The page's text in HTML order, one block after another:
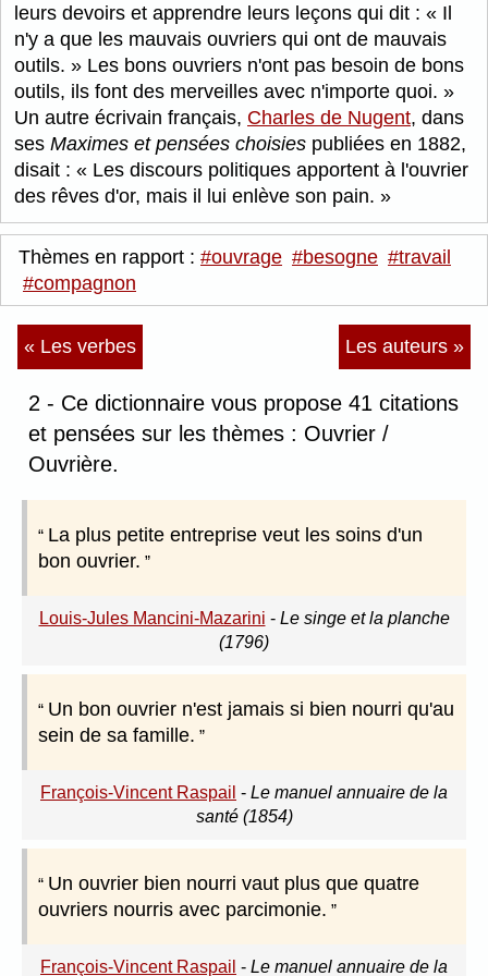
leurs devoirs et apprendre leurs leçons qui dit : « Il
n'y a que les mauvais ouvriers qui ont de mauvais
outils. » Les bons ouvriers n'ont pas besoin de bons
outils, ils font des merveilles avec n'importe quoi.
Un autre écrivain français, Charles de Nugent, dans
ses Maximes et pensées choisies publiées en 1882,
disait :
Les discours politiques apportent à l'ouvrier
des rêves d'or, mais il lui enlève son pain.
Thèmes en rapport : #ouvrage #besogne #travail
#compagnon
« Les verbes Les auteurs »
2 - Ce dictionnaire vous propose 41 citations
et pensées sur les thèmes : Ouvrier /
Ouvrière.
La plus petite entreprise veut les soins d'un
bon ouvrier.
Louis-Jules Mancini-Mazarini - Le singe et la planche
(1796)
Un bon ouvrier n'est jamais si bien nourri qu'au
sein de sa famille.
François-Vincent Raspail - Le manuel annuaire de la
santé (1854)
Un ouvrier bien nourri vaut plus que quatre
ouvriers nourris avec parcimonie.
François-Vincent Raspail - Le manuel annuaire de la